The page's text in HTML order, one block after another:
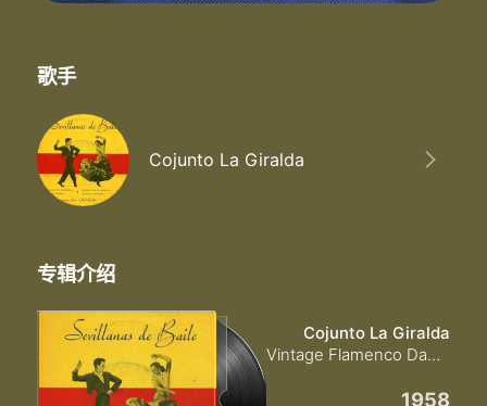
歌手
Cojunto La Giralda
专辑介绍
Cojunto La Giralda
Vintage Flamenco Dance No5 - Eps Collectors "Sevillanas De Baile"
1958